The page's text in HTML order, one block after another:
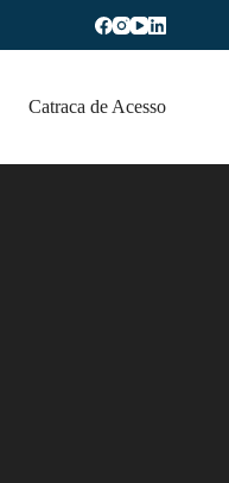
Catraca de Acesso